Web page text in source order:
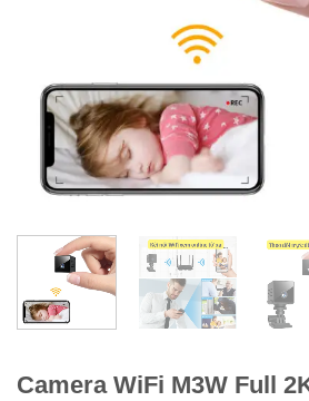
Camera WiFi M3W Full